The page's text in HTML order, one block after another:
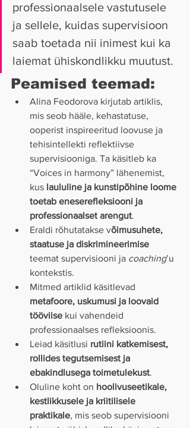
professionaalsele vastutusele
ja sellele, kuidas supervisioon
saab toetada nii inimest kui ka
laiemat ühiskondlikku muutust.
Peamised teemad:
Alina Feodorova kirjutab artiklis,
mis seob hääle, kehastatuse,
ooperist inspireeritud loovuse ja
tehisintellekti reflektiivse
supervisiooniga. Ta käsitleb ka
“Voices in harmony” lähenemist,
kus laululine ja kunstipõhine loome
toetab eneserefleksiooni ja
professionaalset arengut.
Eraldi rõhutatakse võimusuhete,
staatuse ja diskrimineerimise
teemat supervisiooni ja coaching’u
kontekstis.
Mitmed artiklid käsitlevad
metafoore, uskumusi ja loovaid
tööviise kui vahendeid
professionaalses refleksioonis.
Leiad käsitlusi rutiini katkemisest,
rollides tegutsemisest ja
ebakindlusega toimetulekust.
Oluline koht on hoolivuseetikale,
kestlikkusele ja kriitilisele
praktikale, mis seob supervisiooni